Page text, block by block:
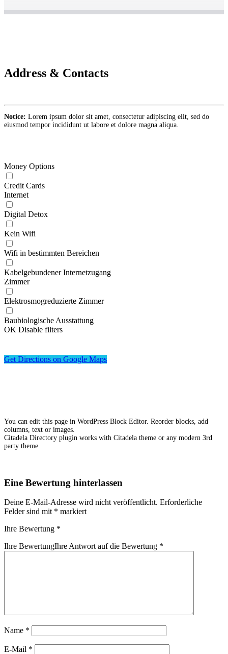
Address & Contacts
Notice: Lorem ipsum dolor sit amet, consectetur adipiscing elit, sed do
eiusmod tempor incididunt ut labore et dolore magna aliqua.
Money Options
Credit Cards
Internet
Digital Detox
Kein Wifi
Wifi in bestimmten Bereichen
Kabelgebundener Internetzugang
Zimmer
Elektrosmogreduzierte Zimmer
Baubiologische Ausstattung
OK Disable filters
Get Directions on Google Maps
You can edit this page in WordPress Block Editor. Reorder blocks, add
columns, text or images.
Citadela Directory plugin works with Citadela theme or any modern 3rd
party theme.
Eine Bewertung hinterlassen
Deine E-Mail-Adresse wird nicht veröffentlicht. Erforderliche
Felder sind mit * markiert
Ihre Bewertung *
Ihre BewertungIhre Antwort auf die Bewertung *
Name *
E-Mail *